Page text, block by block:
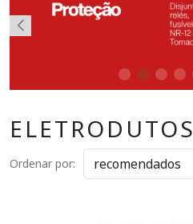
ELETRODUTOS
Ordenar por: